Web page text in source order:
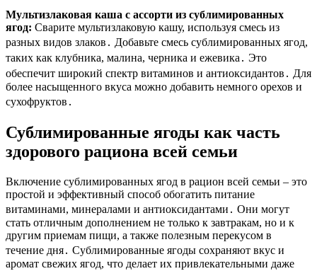
Мультизлаковая каша с ассорти из сублимированных
ягод: Сварите мультизлаковую кашу, используя смесь из
разных видов злаков․ Добавьте смесь сублимированных ягод,
таких как клубника, малина, черника и ежевика․ Это
обеспечит широкий спектр витаминов и антиоксидантов․ Для
более насыщенного вкуса можно добавить немного орехов и
сухофруктов․
Сублимированные ягоды как часть
здорового рациона всей семьи
Включение сублимированных ягод в рацион всей семьи – это
простой и эффективный способ обогатить питание
витаминами, минералами и антиоксидантами․ Они могут
стать отличным дополнением не только к завтракам, но и к
другим приемам пищи, а также полезным перекусом в
течение дня․ Сублимированные ягоды сохраняют вкус и
аромат свежих ягод, что делает их привлекательными даже